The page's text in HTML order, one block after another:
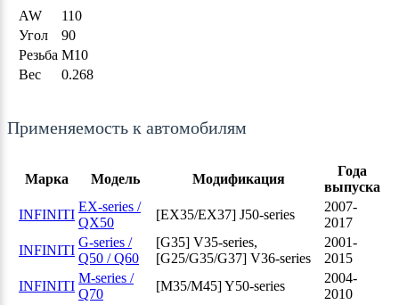
AW
110
Угол
90
Резьба M10
Вес
0.268
Применяемость к автомобилям
Марка Модель Модификация
Года
выпуска
INFINITI
EX-series /
QX50
[EX35/EX37] J50-series
2007-
2017
INFINITI
G-series /
Q50 / Q60
[G35] V35-series,
[G25/G35/G37] V36-series
2001-
2015
INFINITI
M-series /
Q70
[M35/M45] Y50-series
2004-
2010